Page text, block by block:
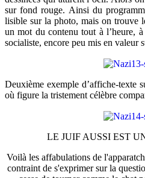
sur fond rouge. Ainsi du
lisible sur la photo, mais on trouve
un mot du contenu tout à l’heure,
socialiste, encore peu mis en valeur
Deuxième exemple d’affiche-texte
où figure la tristement célèbre
LE JUIF AUSSI EST
Voilà les affabulations de
contraint de s'exprimer sur la